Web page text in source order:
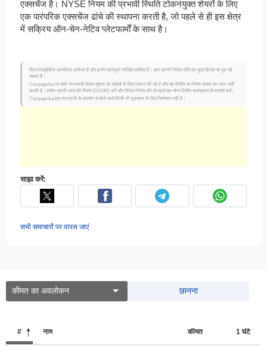
एक्सचेंज है। NYSE नियम की प्रभावी स्थिति टोकनयुक्त शेयरों के लिए
एक पारंपरिक एक्सचेंज ढांचे की स्थापना करती है, जो पहले से ही इस क्षेत्र
में सक्रिय ऑन-चेन-नेटिव प्लेटफार्मों के साथ है।
क्रिप्टोक्यूरेंसीज़ अत्यधिक अस्थिर हैं और इनमें महत्वपूर्ण जोखिम शामिल हैं। आप अपनी निवेश राशि का कुछ हिस्सा या पूरा खो
सकते हैं।
Coinpaprika पर सभी जानकारी केवल सूचना के उद्देश्यों के लिए प्रदान की गई है और यह वित्तीय या निवेश सलाह का गठन नहीं
करती है। हमेशा अपनी स्वयं की रिसर्च (DYOR) करें और निवेश निर्णय लेने से पहले एक योग्य वित्तीय सलाहकार से परामर्श करें।
Coinpaprika इस जानकारी के उपयोग से होने वाले किसी भी नुकसान के लिए जिम्मेदार नहीं है।
साझा करें:
सभी समाचारों पर वापस जाएं
कीमत का अवलोकन छानना
# नाम कीमत 1 घंटे